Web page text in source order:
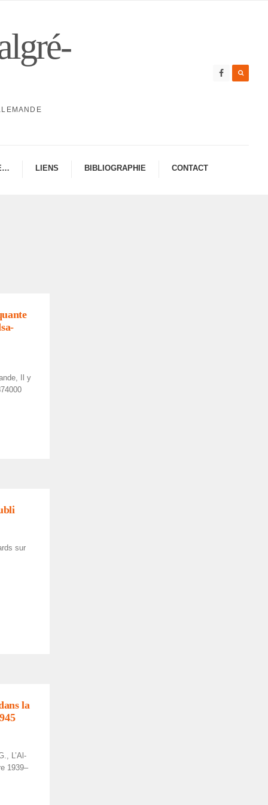
LIENS BIBLIO­GRA­PHIE CONTAC­­T
Il y
sur
la
L’Al­
1939–